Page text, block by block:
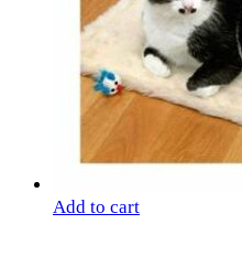
Add to cart